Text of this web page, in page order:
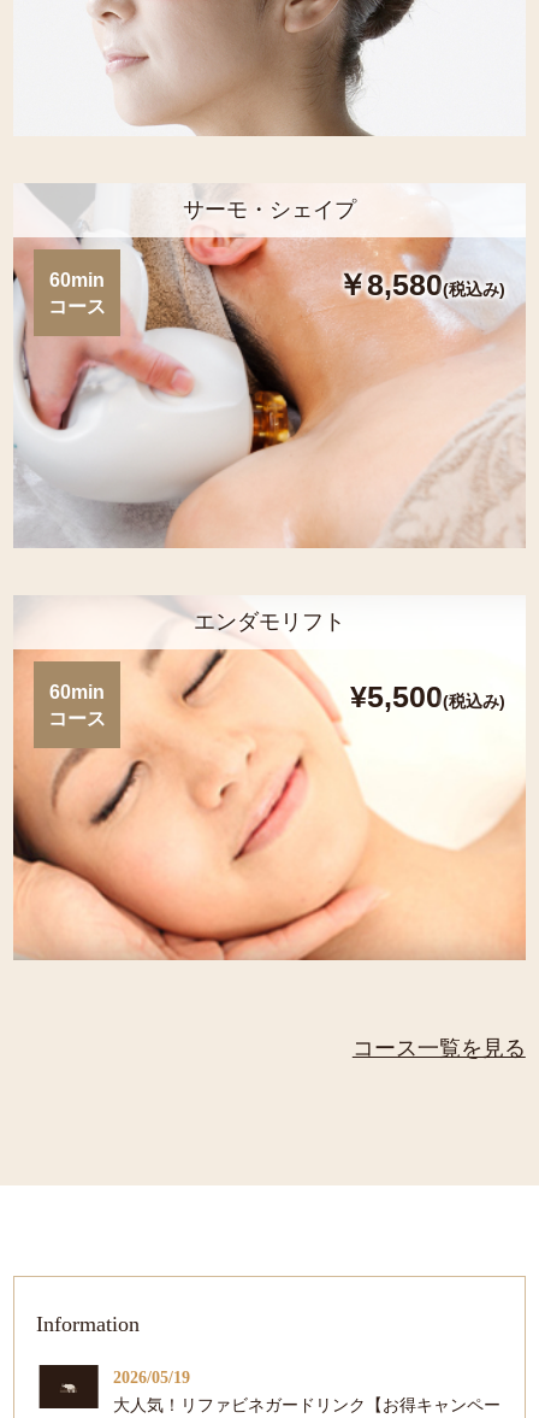
サーモ・シェイプ
60min
コース
￥8,580(税込み)
エンダモリフト
60min
コース
¥5,500(税込み)
コース一覧を見る
Information
2026/05/19
大人気！リファビネガードリンク【お得キャンペー